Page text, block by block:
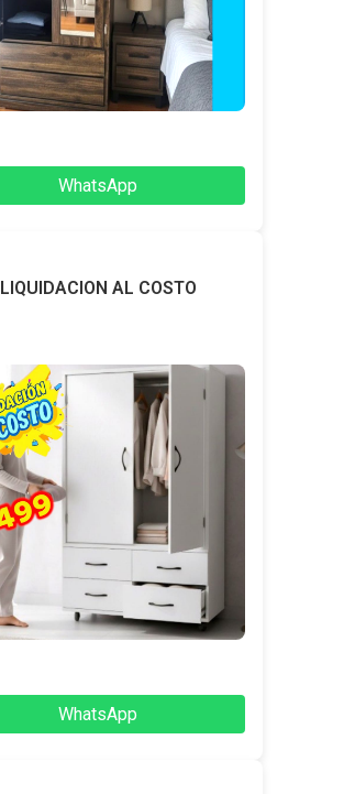
WhatsApp
LIQUIDACION AL COSTO
WhatsApp